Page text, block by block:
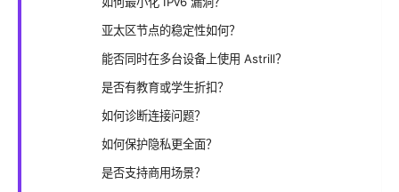
亚太区节点的稳定性如何？
能否同时在多台设备上使用 Astrill？
是否有教育或学生折扣？
如何诊断连接问题？
如何保护隐私更全面？
是否支持商用场景？